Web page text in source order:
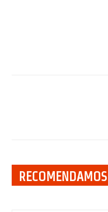
RECOMENDAMOS